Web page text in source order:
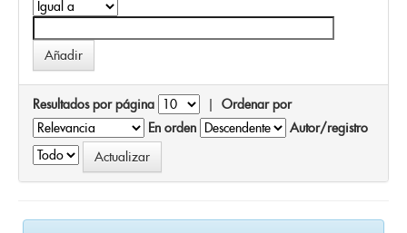
Resultados por página | Ordenar por
En orden
Autor/registro